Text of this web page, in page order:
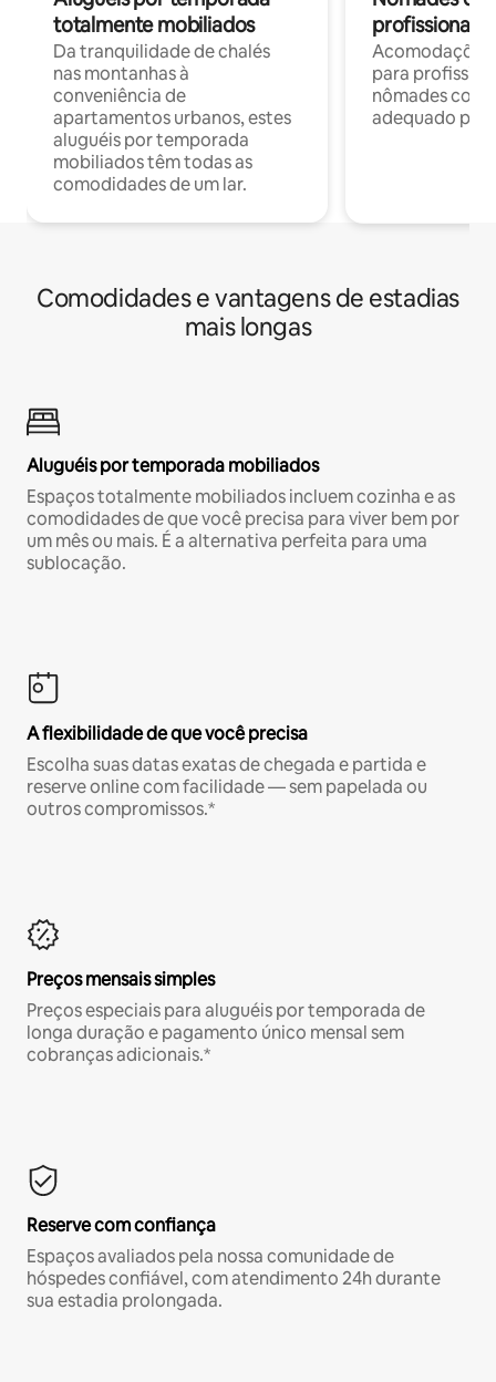
totalmente mobiliados
Da tranquilidade de chalés
nas montanhas à
conveniência de
apartamentos urbanos, estes
aluguéis por temporada
mobiliados têm todas as
comodidades de um lar.
profissionais
para
nômades com
adequado
Comodidades e vantagens de estadias
mais longas
Aluguéis por temporada mobiliados
Espaços totalmente mobiliados incluem cozinha e as
comodidades de que você precisa para viver bem por
um mês ou mais. É a alternativa perfeita para uma
sublocação.
A flexibilidade de que você precisa
Escolha suas datas exatas de chegada e partida e
reserve online com facilidade — sem papelada ou
outros compromissos.*
Preços mensais simples
Preços especiais para aluguéis por temporada de
longa duração e pagamento único mensal sem
cobranças adicionais.*
Reserve com confiança
Espaços avaliados pela nossa comunidade de
hóspedes confiável, com atendimento 24h durante
sua estadia prolongada.